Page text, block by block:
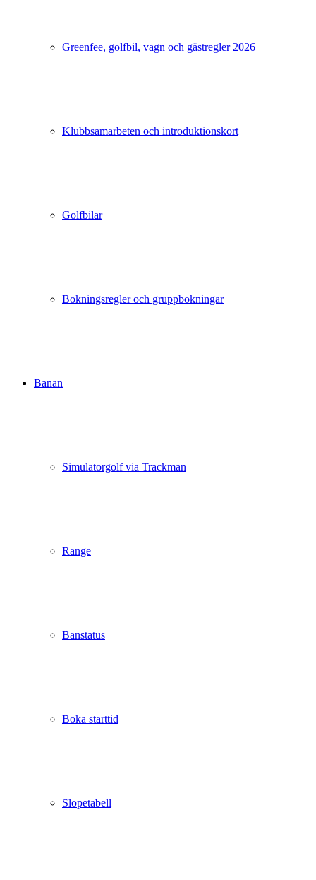
Greenfee, golfbil, vagn och gästregler 2026
Klubbsamarbeten och introduktionskort
Golfbilar
Bokningsregler och gruppbokningar
Banan
Simulatorgolf via Trackman
Range
Banstatus
Boka starttid
Slopetabell